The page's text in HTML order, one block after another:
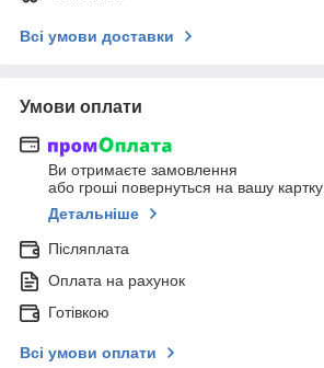
Всі умови доставки
Умови оплати
Ви отримаєте замовлення
або гроші повернуться на вашу картку
Детальніше
Післяплата
Оплата на рахунок
Готівкою
Всі умови оплати